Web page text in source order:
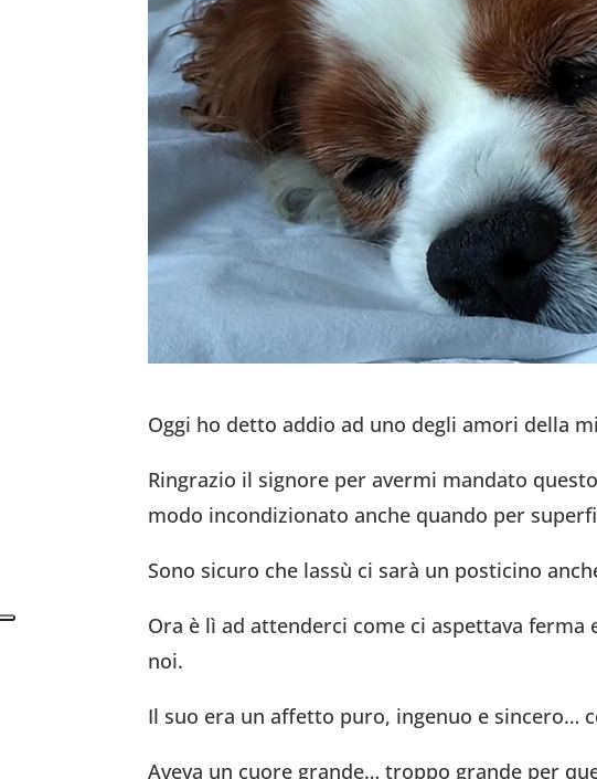
Oggi ho detto addio ad uno degli amori della
Ringrazio il signore per avermi mandato
modo incondizionato anche quando per
Sono sicuro che lassù ci sarà un posticino
Ora è lì ad attenderci come ci aspettava
noi.
Il suo era un affetto puro, ingenuo e sincero…
Aveva un cuore grande… troppo grande per